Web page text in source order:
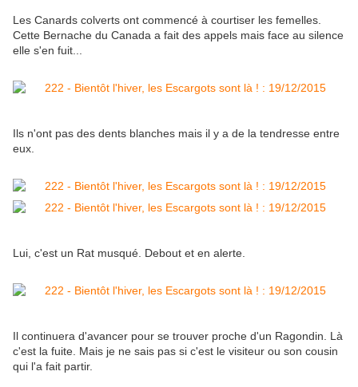
Les Canards colverts ont commencé à courtiser les femelles.
Cette Bernache du Canada a fait des appels mais face au silence
elle s'en fuit...
Ils n'ont pas des dents blanches mais il y a de la tendresse entre
eux.
Lui, c'est un Rat musqué. Debout et en alerte.
Il continuera d'avancer pour se trouver proche d'un Ragondin. Là
c'est la fuite. Mais je ne sais pas si c'est le visiteur ou son cousin
qui l'a fait partir.